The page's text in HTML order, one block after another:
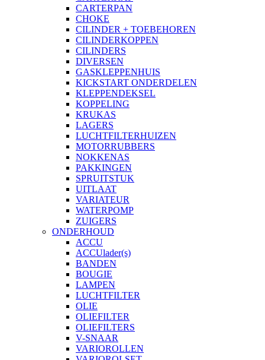
CARTERPAN
CHOKE
CILINDER + TOEBEHOREN
CILINDERKOPPEN
CILINDERS
DIVERSEN
GASKLEPPENHUIS
KICKSTART ONDERDELEN
KLEPPENDEKSEL
KOPPELING
KRUKAS
LAGERS
LUCHTFILTERHUIZEN
MOTORRUBBERS
NOKKENAS
PAKKINGEN
SPRUITSTUK
UITLAAT
VARIATEUR
WATERPOMP
ZUIGERS
ONDERHOUD
ACCU
ACCUlader(s)
BANDEN
BOUGIE
LAMPEN
LUCHTFILTER
OLIE
OLIEFILTER
OLIEFILTERS
V-SNAAR
VARIOROLLEN